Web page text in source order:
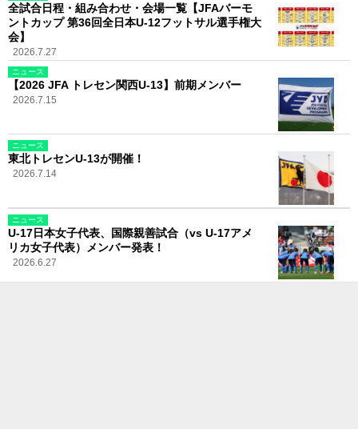
全試合日程・組み合わせ・会場一覧【JFAバーモ
ントカップ 第36回全日本U-12フットサル選手権大
会】
2026.7.27
ニュース
【2026 JFA トレセン関西U-13】前期メンバー
2026.7.15
ニュース
東北トレセンU-13が開催！
2026.7.14
ニュース
U-17日本女子代表、国際親善試合（vs U-17アメ
リカ女子代表）メンバー発表！
2026.6.27